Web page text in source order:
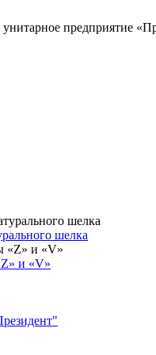
унитарное предприятие
шелка
и «V»